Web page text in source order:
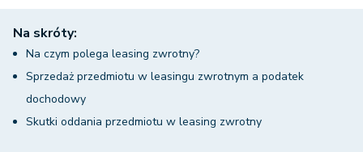
Na skróty:
Na czym polega leasing zwrotny?
Sprzedaż przedmiotu w leasingu zwrotnym a podatek
dochodowy
Skutki oddania przedmiotu w leasing zwrotny